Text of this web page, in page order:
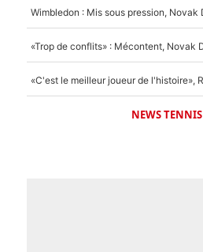
NEWS TENNIS